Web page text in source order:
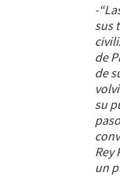
-
sus
de
de
su
Rey
un